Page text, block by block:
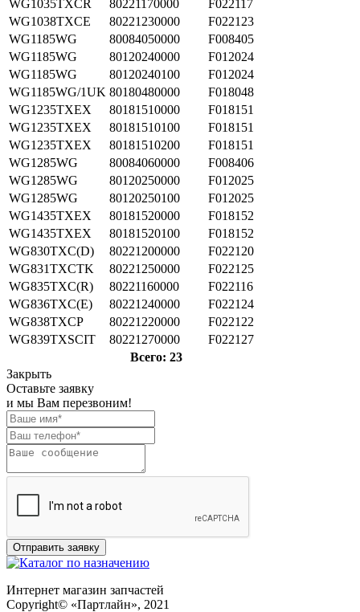
WG1035TXCR
80221170000
F022117
WG1038TXCE
80221230000
F022123
WG1185WG
80084050000
F008405
WG1185WG
80120240000
F012024
WG1185WG
80120240100
F012024
WG1185WG/1UK 80180480000
F018048
WG1235TXEX
80181510000
F018151
WG1235TXEX
80181510100
F018151
WG1235TXEX
80181510200
F018151
WG1285WG
80084060000
F008406
WG1285WG
80120250000
F012025
WG1285WG
80120250100
F012025
WG1435TXEX
80181520000
F018152
WG1435TXEX
80181520100
F018152
WG830TXC(D)
80221200000
F022120
WG831TXCTK
80221250000
F022125
WG835TXC(R)
80221160000
F022116
WG836TXC(E)
80221240000
F022124
WG838TXCP
80221220000
F022122
WG839TXSCIT
80221270000
F022127
Всего: 23
Закрыть
Оставьте заявку
и мы Вам перезвоним!
Интернет магазин запчастей
Copyright© «Партлайн», 2021